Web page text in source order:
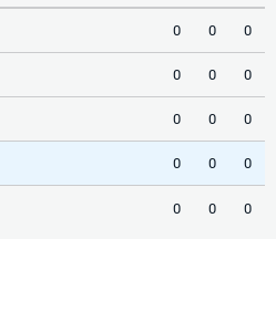
0 0 0
0 0 0
0 0 0
0 0 0
0 0 0